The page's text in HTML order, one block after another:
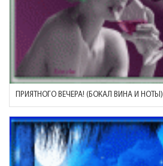
ПРИЯТНОГО ВЕЧЕРА! (БОКАЛ ВИНА И НОТЫ)